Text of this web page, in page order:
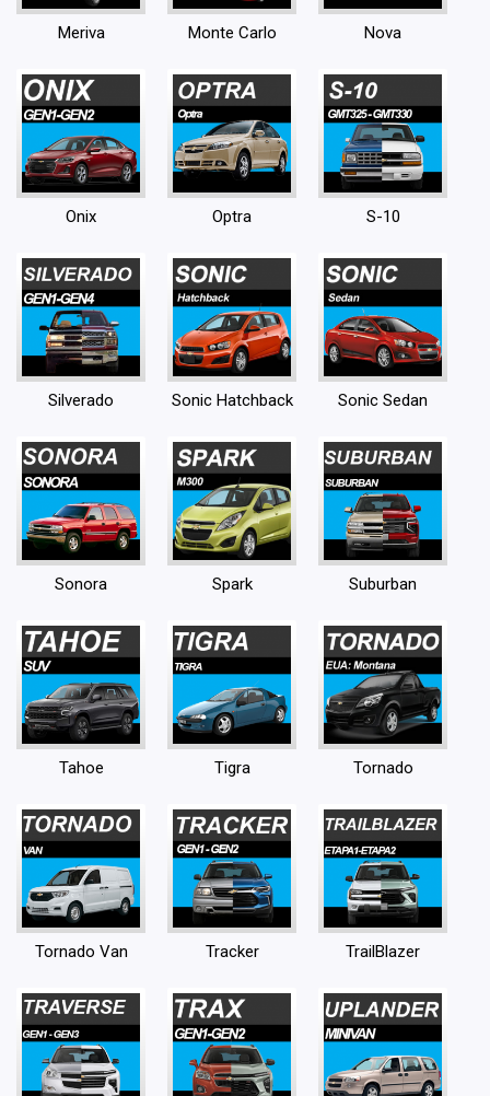
Meriva Monte Carlo Nova
Onix Optra S-10
Silverado Sonic Hatchback Sonic Sedan
Sonora Spark Suburban
Tahoe Tigra Tornado
Tornado Van Tracker TrailBlazer